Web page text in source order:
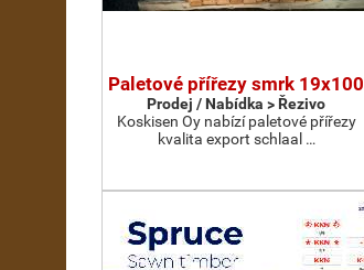
Paletové přířezy smrk 19x100
Prodej / Nabídka > Řezivo
Koskisen Oy nabízí paletové přířezy
kvalita export schlaal …